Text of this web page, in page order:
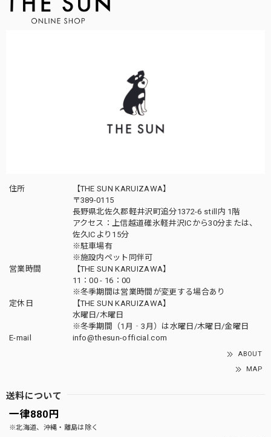
住所
【THE SUN KARUIZAWA】
〒389-0115
長野県北佐久郡軽井沢町追分1372-6 still内 1階
アクセス：上信越道碓氷軽井沢ICから30分または、
佐久ICより15分
※駐車場有
※施設内ペット同伴可
営業時間
【THE SUN KARUIZAWA】
11：00 - 16：00
※冬季期間は営業時間が変更する場合あり
定休日
【THE SUN KARUIZAWA】
水曜日/木曜日
※冬季期間（1月‐3月）は水曜日/木曜日/金曜日
E-mail
info@thesun-official.com
ABOUT
MAP
送料について
一律880円
※北海道、沖縄・離島は除く